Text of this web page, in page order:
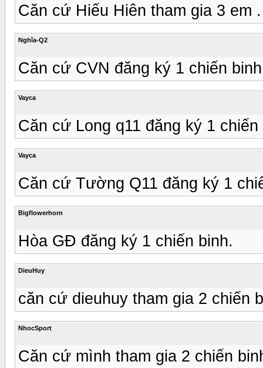
Căn cứ Hiếu Hiên tham gia 3 em .
Nghĩa-Q2
Căn cứ CVN đăng ký 1 chiến binh
Vayca
Căn cứ Long q11 đăng ký 1 chiến
Vayca
Căn cứ Tường Q11 đăng ký 1
Bigflowerhorn
Hòa GĐ đăng ký 1 chiến binh.
DieuHuy
căn cứ dieuhuy tham gia 2 chiến
NhocSport
Căn cứ mình tham gia 2 chiến